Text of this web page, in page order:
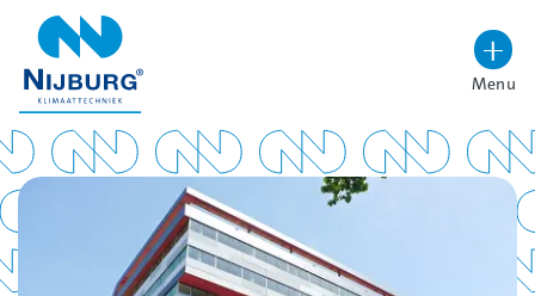
overslaan
Hoog contrast wisselenMenu